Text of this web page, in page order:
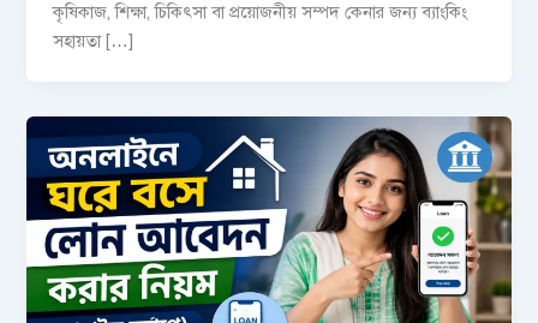
কৃষিকাজ, শিক্ষা, চিকিৎসা বা প্রয়োজনীয় সম্পদ কেনার জন্য ব্যাংকিং
সহায়তা […]